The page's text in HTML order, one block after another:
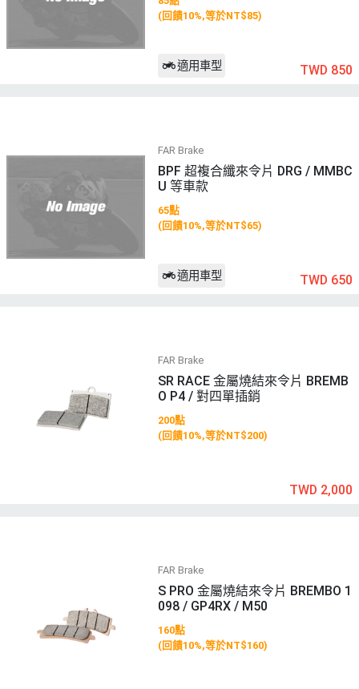
(回饋10%,等於NT$85)
適用車型 TWD 850
FAR Brake
BPF 超複合纖來令片 DRG / MMBC
U 等車款
65點
(回饋10%,等於NT$65)
適用車型 TWD 650
FAR Brake
SR RACE 金屬燒結來令片 BREMB
O P4 / 對四單插銷
200點
(回饋10%,等於NT$200)
TWD 2,000
FAR Brake
S PRO 金屬燒結來令片 BREMBO 1
098 / GP4RX / M50
160點
(回饋10%,等於NT$160)